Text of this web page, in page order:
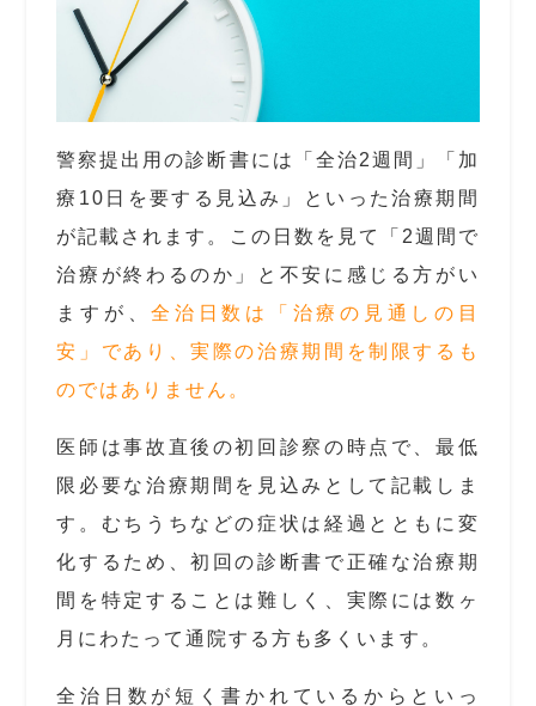
警察提出用の診断書には「全治2週間」「加
療10日を要する見込み」といった治療期間
が記載されます。この日数を見て「2週間で
治療が終わるのか」と不安に感じる方がい
ますが、全治日数は「治療の見通しの目
安」であり、実際の治療期間を制限するも
のではありません。
医師は事故直後の初回診察の時点で、最低
限必要な治療期間を見込みとして記載しま
す。むちうちなどの症状は経過とともに変
化するため、初回の診断書で正確な治療期
間を特定することは難しく、実際には数ヶ
月にわたって通院する方も多くいます。
全治日数が短く書かれているからといっ